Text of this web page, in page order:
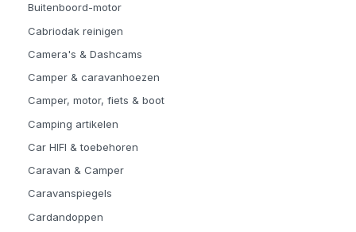
Buitenboord-motor
Cabriodak reinigen
Camera's & Dashcams
Camper & caravanhoezen
Camper, motor, fiets & boot
Camping artikelen
Car HIFI & toebehoren
Caravan & Camper
Caravanspiegels
Cardandoppen